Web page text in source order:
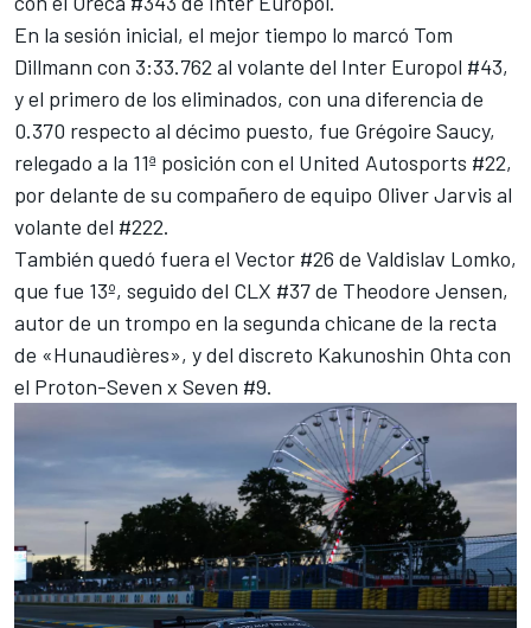
En la sesión inicial, el mejor tiempo lo marcó Tom
Dillmann con 3:33.762 al volante del Inter Europol #43,
y el primero de los eliminados, con una diferencia de
0.370 respecto al décimo puesto, fue Grégoire Saucy,
relegado a la 11ª posición con el United Autosports #22,
por delante de su compañero de equipo Oliver Jarvis al
volante del #222.
También quedó fuera el Vector #26 de Valdislav Lomko,
que fue 13º, seguido del CLX #37 de Theodore Jensen,
autor de un trompo en la segunda chicane de la recta
de «Hunaudières», y del discreto Kakunoshin Ohta con
el Proton-Seven x Seven #9.